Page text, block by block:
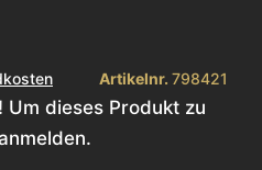
Artikelnr. 798421
dieses Produkt zu